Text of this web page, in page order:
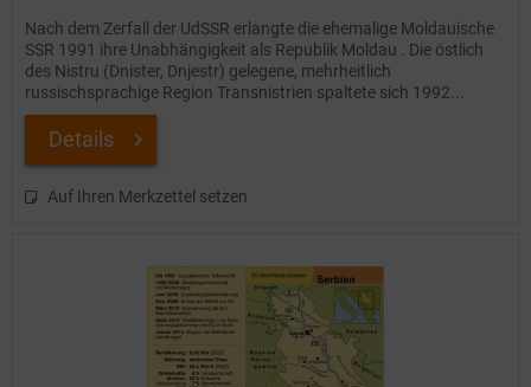
Nach dem Zerfall der UdSSR erlangte die ehemalige Moldauische
SSR 1991 ihre Unabhängigkeit als Republik Moldau . Die östlich
des Nistru (Dnister, Dnjestr) gelegene, mehrheitlich
russischsprachige Region Transnistrien spaltete sich 1992...
Details
Auf Ihren Merkzettel setzen